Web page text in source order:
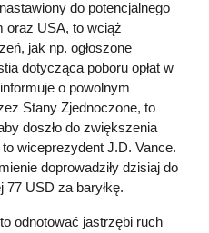
do potencjalnego
oraz USA, to wciąż
jak np. ogłoszone
dotycząca poboru opłat w
o powolnym
Stany Zjednoczone, to
doszło do zwiększenia
wiceprezydent J.D. Vance.
doprowadziły dzisiaj do
USD za baryłkę.
odnotować jastrzębi ruch